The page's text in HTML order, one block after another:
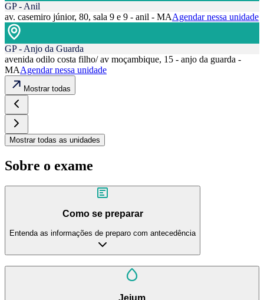
GP - Anil
av. casemiro júnior, 80, sala 9 e 9 - anil - MAAgendar nessa unidade
GP - Anjo da Guarda
avenida odilo costa filho/ av moçambique, 15 - anjo da guarda -
MAAgendar nessa unidade
Mostrar todas
Mostrar todas as unidades
Sobre o exame
Como se preparar
Entenda as informações de preparo com antecedência
Jejum